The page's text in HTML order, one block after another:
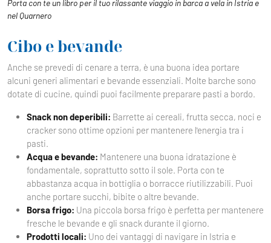
Porta con te un libro per il tuo rilassante viaggio in barca a vela in Istria e
nel Quarnero
Cibo e bevande
Anche se prevedi di cenare a terra, è una buona idea portare
alcuni generi alimentari e bevande essenziali. Molte barche sono
dotate di cucine, quindi puoi facilmente preparare pasti a bordo.
Snack non deperibili: Barrette ai cereali, frutta secca, noci e
cracker sono ottime opzioni per mantenere l'energia tra i
pasti.
Acqua e bevande: Mantenere una buona idratazione è
fondamentale, soprattutto sotto il sole. Porta con te
abbastanza acqua in bottiglia o borracce riutilizzabili. Puoi
anche portare succhi, bibite o altre bevande.
Borsa frigo: Una piccola borsa frigo è perfetta per mantenere
fresche le bevande e gli snack durante il giorno.
Prodotti locali: Uno dei vantaggi di navigare in Istria e